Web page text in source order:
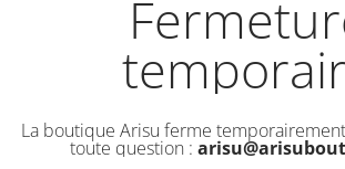
La boutique Arisu ferme temporairement
toute question :